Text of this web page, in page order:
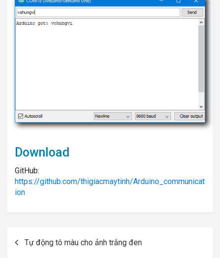
Download
GitHub:
https://github.com/thigiacmaytinh/Arduino_communicat
ion
navigation
Tự động tô màu cho ảnh trắng đen